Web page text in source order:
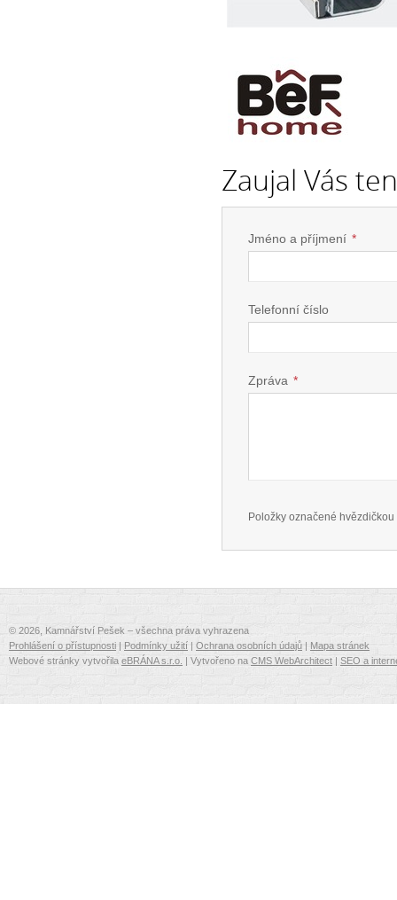
Zaujal Vás
Jméno a příjmení *
Telefonní číslo
Zpráva *
Položky označené hvězdičkou
© 2026, Kamnářství Pešek – všechna práva vyhrazena
Prohlášení o přístupnosti | Podmínky užití | Ochrana osobních údajů | Mapa stránek
Webové stránky vytvořila eBRÁNA s.r.o. | Vytvořeno na CMS WebArchitect | SEO a